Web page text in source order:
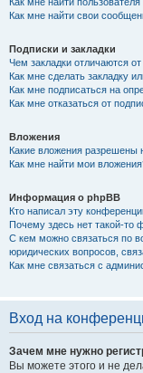
Как мне найти свои
Подписки и закладки
Чем закладки отличаются
Как мне сделать закладку
Как мне подписаться на
Как мне отказаться от
Вложения
Какие вложения разрешены
Как мне найти мои
Информация о phpBB
Кто написал эту
Почему здесь нет такой-то
С кем можно связаться по
юридических вопросов,
Как мне связаться с
Вход на
Зачем мне нужно
Вы можете этого и не